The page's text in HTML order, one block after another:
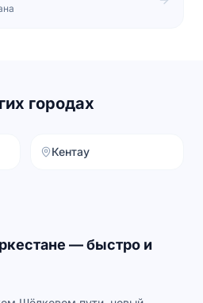
городах
Кентау
— быстро и